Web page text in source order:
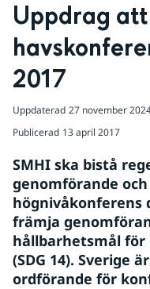
Uppdrag
2017
Uppdaterad 27 november
Publicerad 13 april 2017
SMHI ska bistå
genomförande
högnivåkonferens
främja
hållbarhetsmål för
(SDG 14). Sverige
ordförande för